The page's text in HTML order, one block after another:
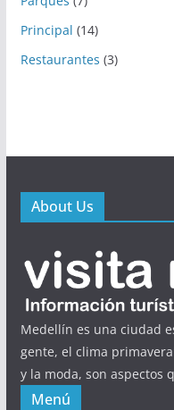
Principal (14)
Restaurantes (3)
About Us
Medellín es una ciudad
gente, el clima
y la moda, son aspectos
Menú